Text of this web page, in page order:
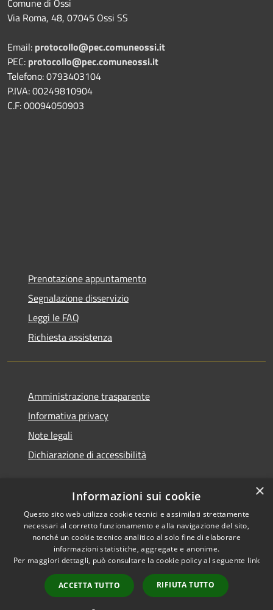
Comune di Ossi
Via Roma, 48, 07045 Ossi SS
Email: protocollo@pec.comuneossi.it
PEC: protocollo@pec.comuneossi.it
Telefono: 0793403104
P.IVA: 00249810904
C.F: 00094050903
Prenotazione appuntamento
Segnalazione disservizio
Leggi le FAQ
Richiesta assistenza
Amministrazione trasparente
Informativa privacy
Note legali
Dichiarazione di accessibilità
RSS
Accessibilità
Copyright © 2026 • Comune di
Municipium•
Accesso
redazione
×
Informazioni sui cookie
Questo sito web utilizza cookie tecnici e assimilati strettamente
necessari al corretto funzionamento e alla navigazione del sito,
nonché un cookie tecnico analitico al solo fine di elaborare
informazioni statistiche, aggregate e anonime.
Per maggiori dettagli, può consultare la cookie policy al seguente link
ACCETTA TUTTO RIFIUTA TUTTO